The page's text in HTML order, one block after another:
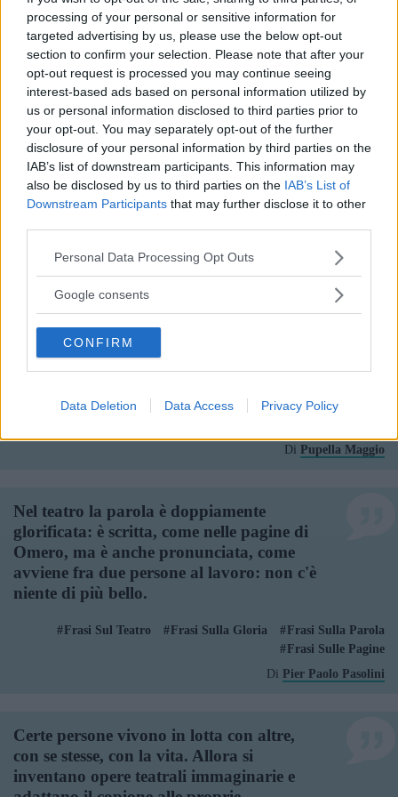
processing of your personal or sensitive information for
targeted advertising by us, please use the below opt-out
section to confirm your selection. Please note that after your
opt-out request is processed you may continue seeing
interest-based ads based on personal information utilized by
us or personal information disclosed to third parties prior to
your opt-out. You may separately opt-out of the further
disclosure of your personal information by third parties on the
IAB’s list of downstream participants. This information may
also be disclosed by us to third parties on the IAB’s List of
Downstream Participants that may further disclose it to other
Please note that this website/app uses one or more Google
not limited to your visit or usage behaviour. You may click to
use your data for below specified purposes in below Google
consent section.
Personal Data Processing Opt Outs
Google consents
CONFIRM
Data Deletion Data Access Privacy Policy
iniziato a far parte della Compagnia di
balletto del teatro di Roma, diventandone
il primo ballerino e poi l'etoile. Da allora,
ho iniziato un percorso artistico come
danzatore che mi ha dato l'opportunità di
conoscere quasi tutti i teatri del mondo e i
direttori che li dirigevano.
Frasi Sul Teatro
Di Raffaele Paganini
A due anni mi portarono in scena dentro
bambola perché non scivolassi fuori. E
così il mio destino fu segnato. Da
"Pupatella" attraverso la poupée francese,
divenni per tutti "Pupella" nel teatro e
Di Pupella Maggio
Nel teatro la parola è doppiamente
glorificata: è scritta, come nelle pagine di
Omero, ma è anche pronunciata, come
avviene fra due persone al lavoro: non c'è
niente di più bello.
Frasi Sul Teatro Frasi Sulla Gloria
Frasi Sulla Parola
Frasi Sulle Pagine
Di Pier Paolo Pasolini
Certe persone vivono in lotta con altre,
con se stesse, con la vita. Allora si
inventano opere teatrali immaginarie e